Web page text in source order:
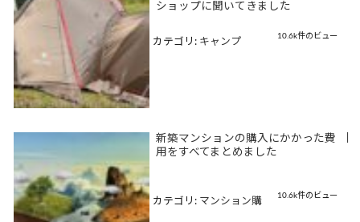
ショップに聞いてきました
10.6k件のビュー
カテゴリ: キャンプ
新築マンションの購入にかかった費
用をすべてまとめました
10.6k件のビュー
カテゴリ: マンション購